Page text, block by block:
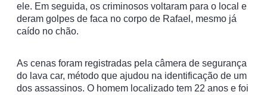
ele. Em seguida, os criminosos voltaram para o local e
deram golpes de faca no corpo de Rafael, mesmo já
caído no chão.
As cenas foram registradas pela câmera de segurança
do lava car, método que ajudou na identificação de um
dos assassinos. O homem localizado tem 22 anos e foi